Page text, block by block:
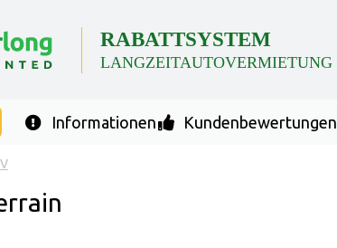
RABATTSYSTEM
LANGZEITAUTOVERMIETUNG
Informationen Kundenbewertungen